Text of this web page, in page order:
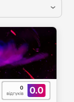
0.0
0
відгуків